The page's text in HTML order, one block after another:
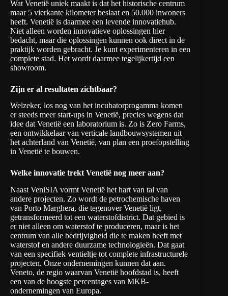
Wat Venetië uniek maakt is dat het historische centrum
maar 5 vierkante kilometer beslaat en 50.000 inwoners
heeft. Venetië is daarmee een levende innovatiehub.
Niet alleen worden innovatieve oplossingen hier
bedacht, maar die oplossingen kunnen ook direct in de
praktijk worden gebracht. Je kunt experimenteren in een
complete stad. Het wordt daarmee tegelijkertijd een
showroom.
Zijn er al resultaten zichtbaar?
Welzeker, los nog van het incubatorprogamma komen
er steeds meer start-ups in Venetië, precies wegens dat
idee dat Venetië een laboratorium is. Zo is Zero Farms,
een ontwikkelaar van verticale landbouwsystemen uit
het achterland van Venetië, van plan een proefopstelling
in Venetië te bouwen.
Welke innovatie trekt Venetië nog meer aan?
Naast VeniSIA vormt Venetië het hart van tal van
andere projecten. Zo wordt de petrochemische haven
van Porto Marghera, die tegenover Venetië ligt,
getransformeerd tot een waterstofdistrict. Dat gebied is
er niet alleen om waterstof te produceren, maar is het
centrum van alle bedrijvigheid die te maken heeft met
waterstof en andere duurzame technologieën. Dat gaat
van een specifiek ventieltje tot complete infrastructurele
projecten. Onze ondernemingen kunnen dat aan.
Veneto, de regio waarvan Venetië hoofdstad is, heeft
een van de hoogste percentages van MKB-
ondernemingen van Europa.